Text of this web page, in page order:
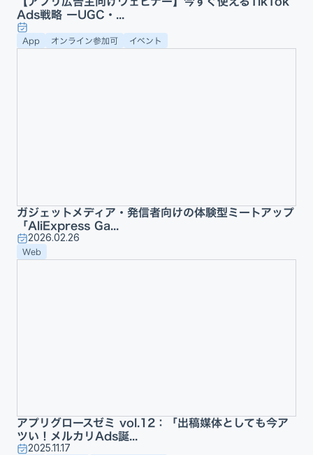
Ads戦略 ーUGC・...
App オンライン参加可 イベント
ガジェットメディア・発信者向けの体験型ミートアップ
「AliExpress Ga...
2026.02.26
Web
アプリグロースゼミ vol.12：「出稿媒体としても今ア
ツい！メルカリAds誕...
2025.11.17